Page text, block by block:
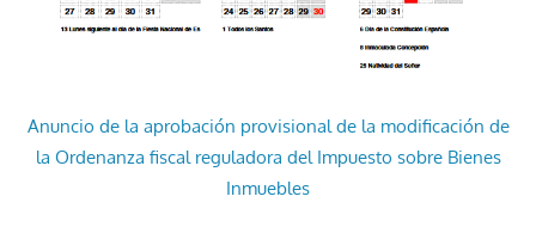
Anuncio de la aprobación provisional de la modificación de
la Ordenanza fiscal reguladora del Impuesto sobre Bienes
Inmuebles